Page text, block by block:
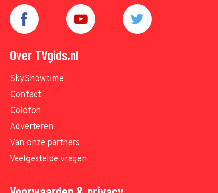
Over TVgids.nl
SkyShowtime
Contact
Colofon
Adverteren
Van onze partners
Veelgestelde vragen